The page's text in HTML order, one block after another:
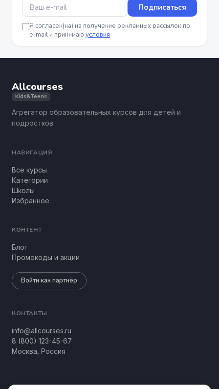
Подписаться
Я согласен(на) на получение рекламных рассылок по
e-mail и принимаю условия
Allcourses
Kids&Teens
Агрегатор образовательных курсов для детей и
подростков.
НАВИГАЦИЯ
Все курсы
Категории
Школы
Избранное
КОНТЕНТ
Блог
Промокоды и акции
Войти как партнёр
КОНТАКТЫ
info@allcourses.ru
8 (800) 123-45-67
Москва, Россия